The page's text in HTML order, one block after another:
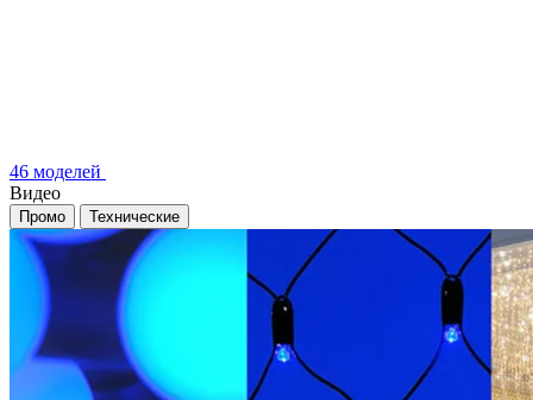
46 моделей
Видео
Промо Технические